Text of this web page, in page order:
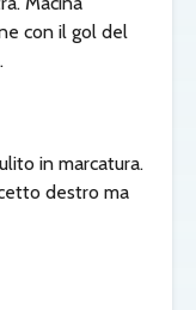
con il gol del
in marcatura.
destro ma